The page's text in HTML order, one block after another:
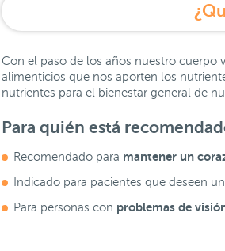
Con el paso de los años nuestro cuerpo
alimenticios que nos aporten los
nutrientes para el bienestar general de
Para quién está
Recomendado para mantener un
Indicado para pacientes que deseen un
Para personas con problemas de